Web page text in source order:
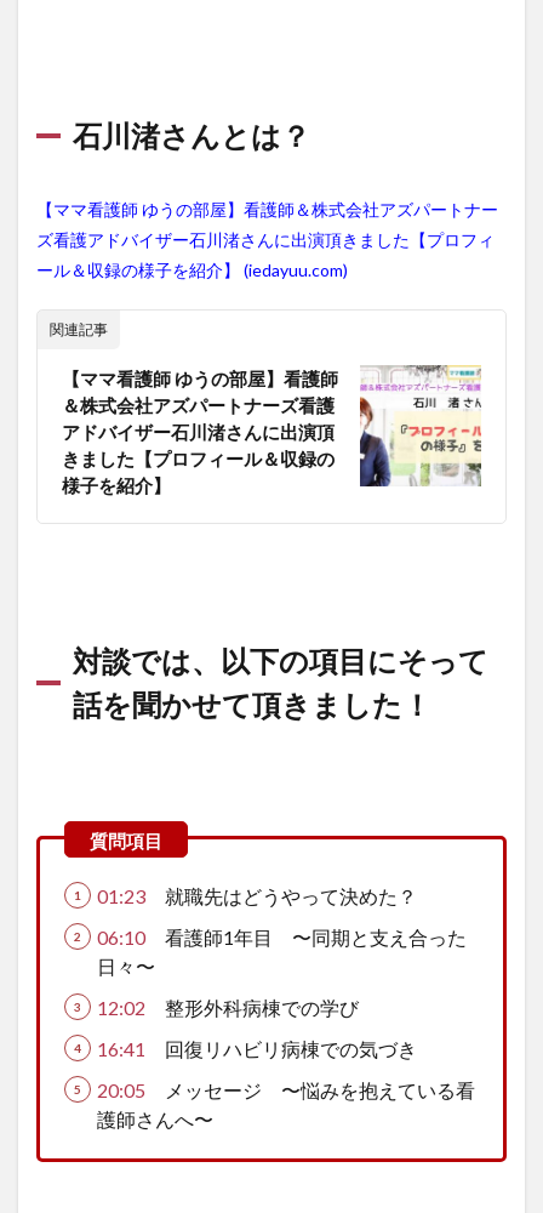
石川渚さんとは？
【ママ看護師 ゆうの部屋】看護師＆株式会社アズパートナー
ズ看護アドバイザー石川渚さんに出演頂きました【プロフィ
ール＆収録の様子を紹介】 (iedayuu.com)
関連記事
【ママ看護師 ゆうの部屋】看護師
＆株式会社アズパートナーズ看護
アドバイザー石川渚さんに出演頂
きました【プロフィール＆収録の
様子を紹介】
対談では、以下の項目にそって
話を聞かせて頂きました！
01:23 就職先はどうやって決めた？
06:10看護師1年目 〜同期と支え合った
日々〜
12:02 整形外科病棟での学び
16:41
回復リハビリ病棟での気づき
20:05 メッセージ 〜悩みを抱えている看
護師さんへ〜